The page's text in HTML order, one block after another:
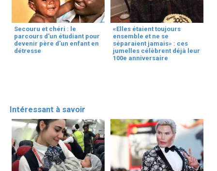
Secouru et chéri : le
parcours d’un étudiant pour
devenir père d’un enfant en
détresse
«Elles étaient toujours
ensemble et ne se
séparaient jamais» : ces
jumelles célèbrent déjà leur
100e anniversaire
Intéressant à savoir